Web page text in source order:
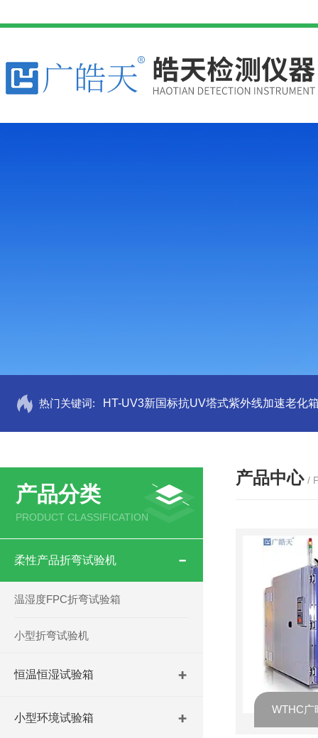
热门关键词: HT-UV3新国标抗UV塔式紫外线加速老化
产品分类
PRODUCT CLASSIFICATION
柔性产品折弯试验机
温湿度FPC折弯试验箱
小型折弯试验机
恒温恒湿试验箱
小型环境试验箱
产品中心 /